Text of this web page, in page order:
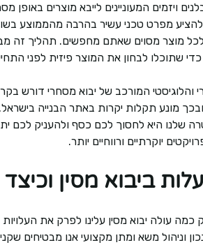
ויזמים המעוניינים לייבא מוצרים
מפרט טכני עשיר בהרבה מהממוצע בשוק
מוצר מסוים שאתם מחפשים. תהליך זה
שתוכלו לבחון את המוצר פיזית לפני
והלוגיסטי המורכב של יבוא מסחרי דורש
מונע תקלות יקרות באתר הבנייה
שלנו היא לחסוך לכם כסף ולהעניק לכם
יוקרתיים ורווחיים יותר.
ביבוא מסין
כמה עולה יבוא מסין עלינו לפרק את
וניהול משא ומתן מקצועי אנו מבטיחים